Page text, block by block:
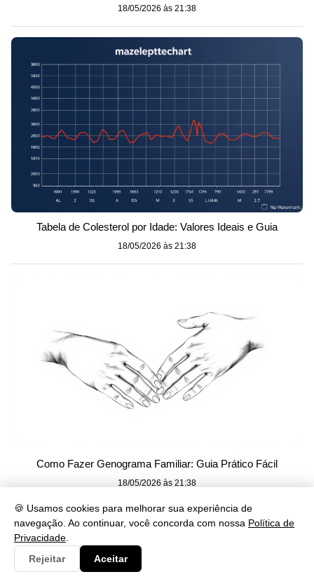
🍪 Usamos cookies para melhorar sua experiência de
navegação. Ao continuar, você concorda com nossa Política de
Privacidade
Rejeitar
Aceitar
18/05/2026 às 21:38
Tabela de Colesterol por Idade: Valores Ideais e Guia
18/05/2026 às 21:38
Como Fazer Genograma Familiar: Guia Prático Fácil
18/05/2026 às 21:38